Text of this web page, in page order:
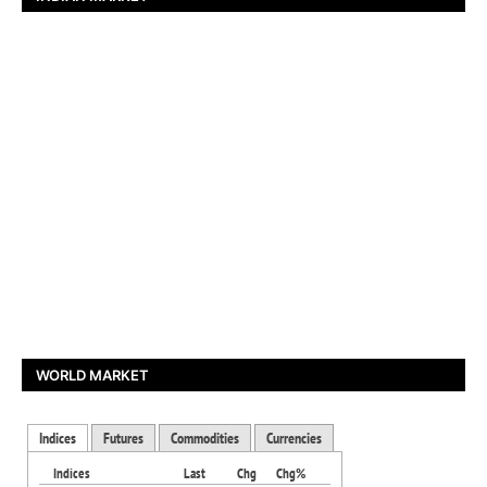
WORLD MARKET